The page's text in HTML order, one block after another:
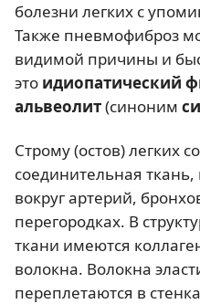
болезни легких с
Также пневмофиброз
видимой причины и
это идиопатический
альвеолит(синоним
Строму (остов) легких
соединительная ткань,
вокруг артерий,
перегородках. В
ткани имеются
волокна. Волокна
переплетаются в